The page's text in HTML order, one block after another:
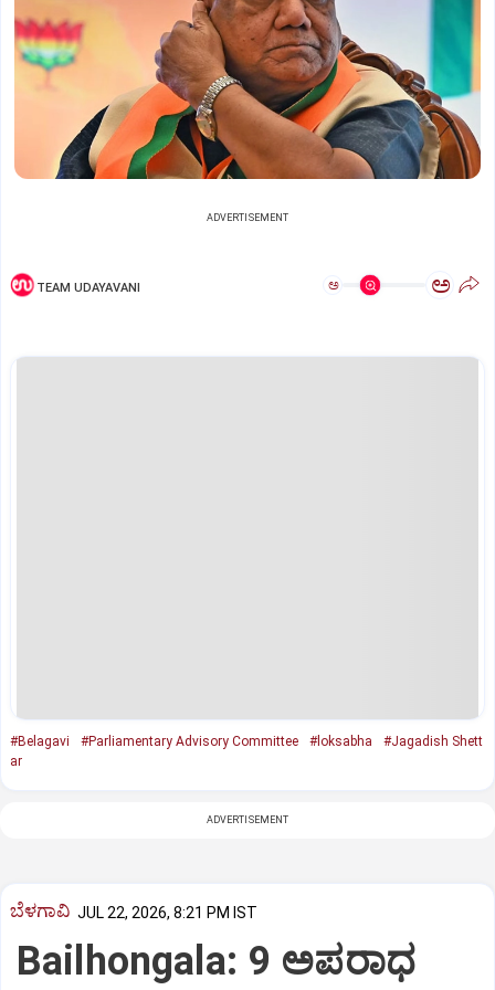
ADVERTISEMENT
TEAM UDAYAVANI ಅ ಅ
#Belagavi #Parliamentary Advisory Committee #loksabha
#Jagadish Shett
ar
ADVERTISEMENT
ಬೆಳಗಾವಿ JUL 22, 2026, 8:21 PM IST
Bailhongala: 9 ಅಪರಾಧ